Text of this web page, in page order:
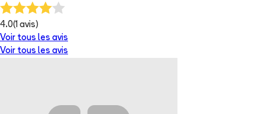
4.0(1 avis)
Voir tous les avis
Voir tous les avis